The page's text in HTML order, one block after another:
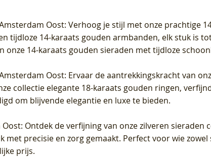
Oost: Verhoog je stijl met onze prachtige
tijdloze 14-karaats gouden armbanden, elk stuk is
onze 14-karaats gouden sieraden met tijdloze
Oost: Ervaar de aantrekkingskracht van
collectie elegante 18-karaats gouden ringen,
om blijvende elegantie en luxe te bieden.
Oost: Ontdek de verfijning van onze zilveren
met precisie en zorg gemaakt. Perfect voor wie
prijs.